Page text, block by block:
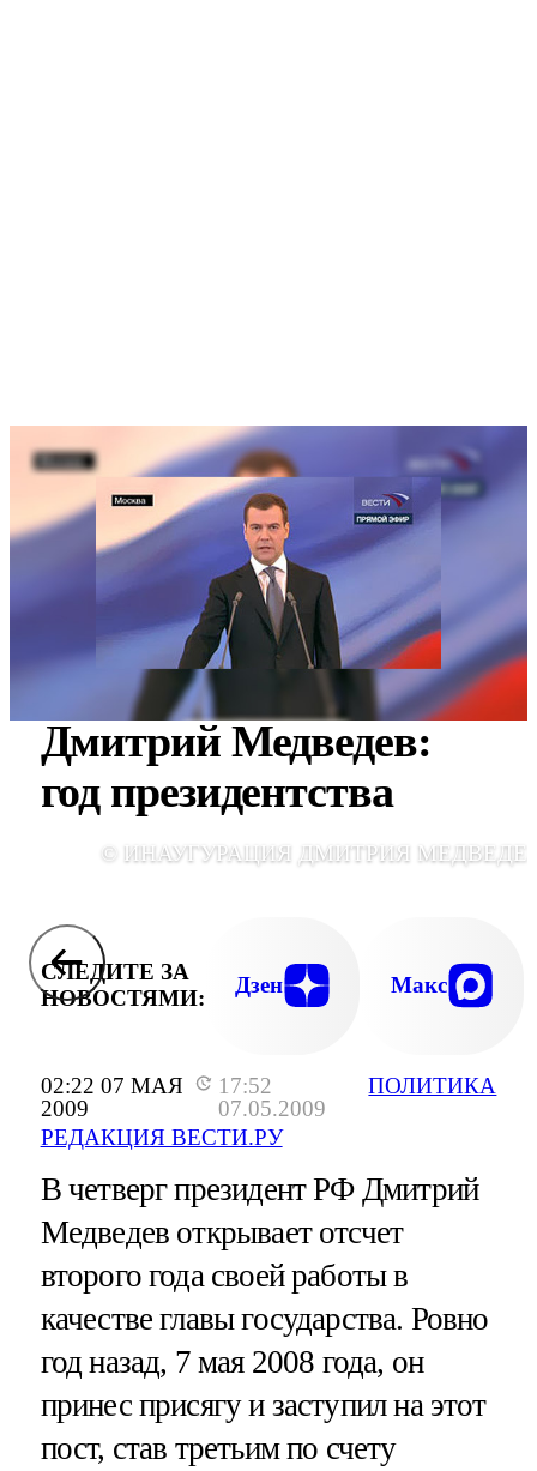
02:22 07 МАЯ
2009
17:52
07.05.2009
РЕДАКЦИЯ ВЕСТИ.РУ
ПОЛИТИКА
Дмитрий Медведев:
год президентства
© ИНАУГУРАЦИЯ ДМИТРИЯ
СЛЕДИТЕ ЗА
НОВОСТЯМИ:
Дзен Макс
В четверг президент РФ Дмитрий
Медведев открывает отсчет
второго года своей работы в
качестве главы государства. Ровно
год назад, 7 мая 2008 года, он
принес присягу и заступил на этот
пост, став третьим по счету